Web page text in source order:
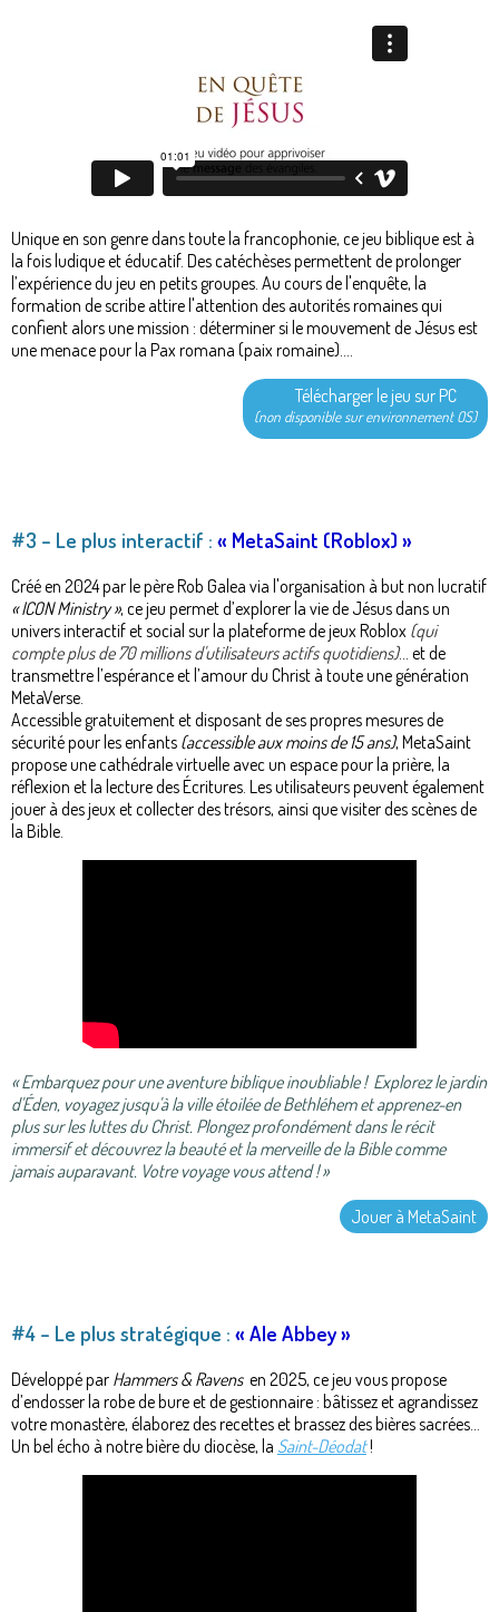
Unique en son genre dans toute la francophonie, ce jeu biblique est à
la fois ludique et éducatif. Des catéchèses permettent de prolonger
l’expérience du jeu en petits groupes. Au cours de l'enquête, la
formation de scribe attire l'attention des autorités romaines qui
confient alors une mission : déterminer si le mouvement de Jésus est
une menace pour la Pax romana (paix romaine)....
Télécharger le jeu sur PC
(non disponible sur environnement OS)
#3 – Le plus interactif : « MetaSaint (Roblox) »
Créé en 2024 par le père Rob Galea via l'organisation à but non lucratif
« ICON Ministry », ce jeu permet d’explorer la vie de Jésus dans un
univers interactif et social sur la plateforme de jeux Roblox (qui
compte plus de 70 millions d'utilisateurs actifs quotidiens)... et de
transmettre l’espérance et l’amour du Christ à toute une génération
MetaVerse.
Accessible gratuitement et disposant de ses propres mesures de
sécurité pour les enfants (accessible aux moins de 15 ans), MetaSaint
propose une cathédrale virtuelle avec un espace pour la prière, la
réflexion et la lecture des Écritures. Les utilisateurs peuvent également
jouer à des jeux et collecter des trésors, ainsi que visiter des scènes de
la Bible.
« Embarquez pour une aventure biblique inoubliable ! Explorez le jardin
d'Éden, voyagez jusqu'à la ville étoilée de Bethléhem et apprenez-en
plus sur les luttes du Christ. Plongez profondément dans le récit
immersif et découvrez la beauté et la merveille de la Bible comme
jamais auparavant. Votre voyage vous attend ! »
Jouer à MetaSaint
#4 – Le plus stratégique : « Ale Abbey »
Développé par Hammers & Ravens en 2025, ce jeu vous propose
d’endosser la robe de bure et de gestionnaire : bâtissez et agrandissez
votre monastère, élaborez des recettes et brassez des bières sacrées...
Un bel écho à notre bière du diocèse, la Saint-Déodat!